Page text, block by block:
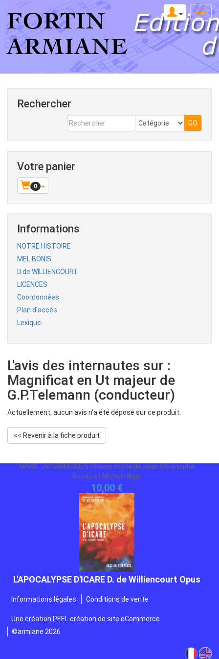
Rechercher
Votre panier
0
Informations
NOTRE HISTOIRE
MEL BONIS
D.de WILLIENCOURT
LICENCES
Coordonnées
Plan d'accès
Lexique
L'avis des internautes sur :
Magnificat en Ut majeur de
G.P.Telemann (conducteur)
Actuellement, aucun avis n'a été déposé sur ce produit.
<< Revenir à la fiche produit
MARIE EN HARMONIES Choeur mixte de Jean
Christophe Rosaz et Michel Hilger
Rosaz et Michel Hilger
10,00 €
L'APOCALYPSE D'ICARE D. de Williencourt Opus
36 A et B
Informations légales Conditions de vente
Une création PEEL création de site eCommerce
©armiane 2026